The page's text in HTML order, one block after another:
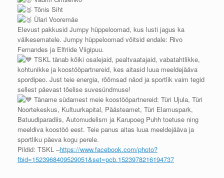
Tõnis Siht
Ülari Vooremäe
Elevust pakkusid Jumpy hüppeloomad, kus lusti jagus ka
väikesematele. Jumpy hüppeloomad võitsid endale: Rivo
Fernandes ja Elfriide Viigipuu.
TSKL tänab kõiki osalejaid, pealtvaatajaid, vabatahtlikke,
kohtunikke ja koostööpartnereid, kes aitasid luua meeldejääva
spordipeo. Just teie energia, rõõmsad näod ja sportlik vaim tegid
sellest päevast tõelise suvesündmuse!
Täname südamest meie koostööpartnereid: Türi Ujula, Türi
Noortekeskus, Kultuurkapital, Päästeamet, Türi Elamuspark,
Batuudiparadiis, Automudelism ja Karupoeg Puhh toetuse ning
meeldiva koostöö eest. Teie panus aitas luua meeldejääva ja
sportliku päeva kogu perele.
Pildid: TSKL –https://www.facebook.com/photo?
fbid=1523968409529051&set=pcb.1523978216194737